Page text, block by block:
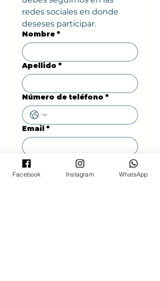
redes sociales en donde
deseses participar.
Nombre *
Apellido *
Número de teléfono *
Email *
Usuario de Facebook
Facebook Instagram WhatsApp